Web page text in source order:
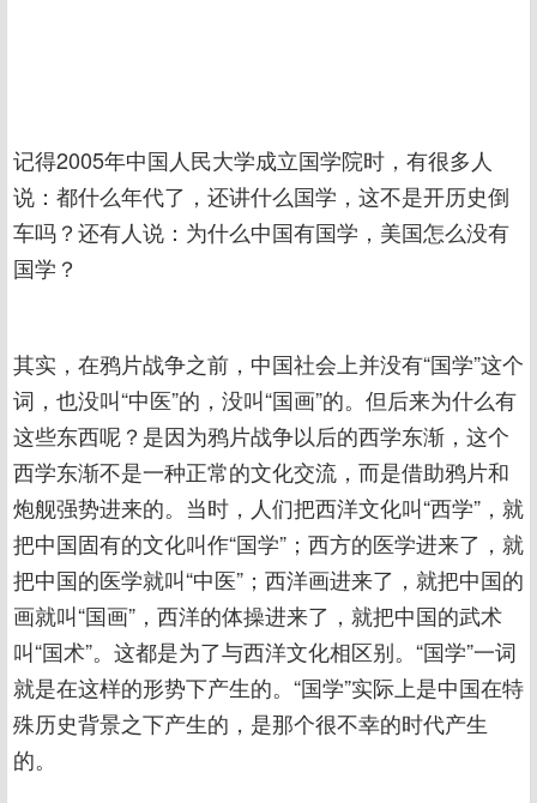
记得2005年中国人民大学成立国学院时，有很多人
说：都什么年代了，还讲什么国学，这不是开历史倒
车吗？还有人说：为什么中国有国学，美国怎么没有
国学？
其实，在鸦片战争之前，中国社会上并没有“国学”这个
词，也没叫“中医”的，没叫“国画”的。但后来为什么有
这些东西呢？是因为鸦片战争以后的西学东渐，这个
西学东渐不是一种正常的文化交流，而是借助鸦片和
炮舰强势进来的。当时，人们把西洋文化叫“西学”，就
把中国固有的文化叫作“国学”；西方的医学进来了，就
把中国的医学就叫“中医”；西洋画进来了，就把中国的
画就叫“国画”，西洋的体操进来了，就把中国的武术
叫“国术”。这都是为了与西洋文化相区别。“国学”一词
就是在这样的形势下产生的。“国学”实际上是中国在特
殊历史背景之下产生的，是那个很不幸的时代产生
的。